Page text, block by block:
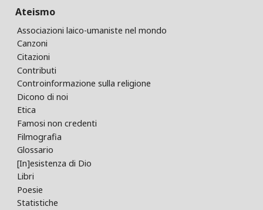
Ateismo
Associazioni laico-umaniste nel mondo
Canzoni
Citazioni
Contributi
Controinformazione sulla religione
Dicono di noi
Etica
Famosi non credenti
Filmografia
Glossario
[In]esistenza di Dio
Libri
Poesie
Statistiche